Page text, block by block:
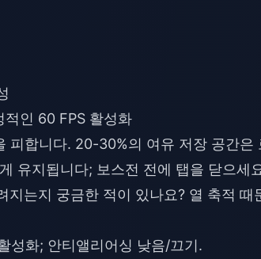
적인 60 FPS 활성화
피합니다. 20-30%의 여유 저장 공간
유지됩니다; 보스전 전에 탭을 닫으세
지는지 궁금한 적이 있나요? 열 축적
성화; 안티앨리어싱 낮음/끄기.